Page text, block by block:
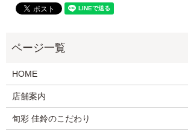
HOME
店舗案内
旬彩 佳鈴のこだわり